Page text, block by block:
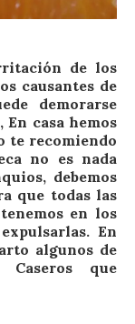
de los
causantes de
demorarse
En casa hemos
te recomiendo
no es nada
debemos
que todas las
en los
En
algunos de
Caseros que